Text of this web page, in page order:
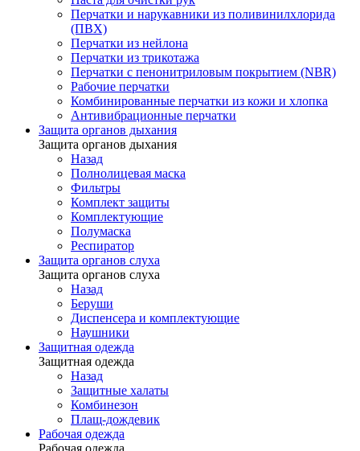
Перчатки и нарукавники из поливинилхлорида
(ПВХ)
Перчатки из нейлона
Перчатки из трикотажа
Перчатки с пенонитриловым покрытием (NBR)
Рабочие перчатки
Комбинированные перчатки из кожи и хлопка
Антивибрационные перчатки
Защита органов дыхания
Защита органов дыхания
Назад
Полнолицевая маска
Фильтры
Комплект защиты
Комплектующие
Полумаска
Респиратор
Защита органов слуха
Защита органов слуха
Назад
Беруши
Диспенсера и комплектующие
Наушники
Защитная одежда
Защитная одежда
Назад
Защитные халаты
Комбинезон
Плащ-дождевик
Рабочая одежда
Рабочая одежда